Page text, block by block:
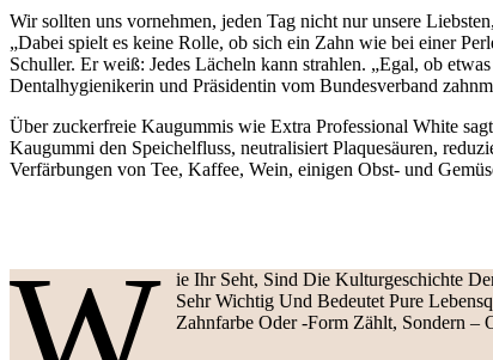
Wir sollten uns vornehmen, jeden Tag nicht nur unsere
„Dabei spielt es keine Rolle, ob sich ein Zahn wie bei einer
Schuller. Er weiß: Jedes Lächeln kann strahlen. „Egal, ob
Dentalhygienikerin und Präsidentin vom Bundesverband
Über zuckerfreie Kaugummis wie Extra Professional White
Kaugummi den Speichelfluss, neutralisiert Plaquesäuren,
Verfärbungen von Tee, Kaffee, Wein, einigen Obst- und
Ie Ihr Seht, Sind Die Kulturgeschichte
Sehr Wichtig Und Bedeutet Pure
Zahnfarbe Oder -form Zählt, Sondern –